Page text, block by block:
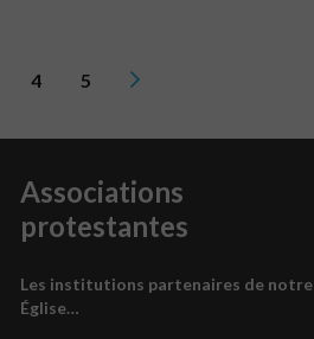
4 5
Associations
protestantes
Les institutions partenaires de notre
Église…